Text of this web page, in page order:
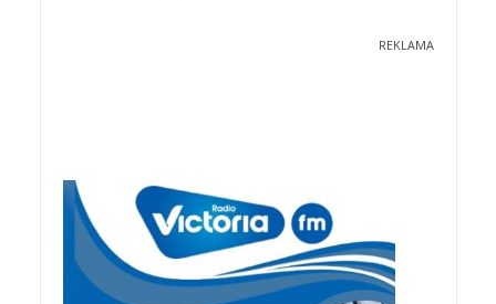
REKLAMA